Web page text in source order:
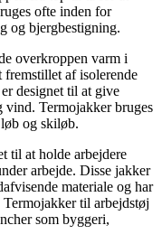
ofte inden for
og bjergbestigning.
overkroppen varm i
af isolerende
designet til at give
vind. Termojakker bruges
og skiløb.
til at holde arbejdere
arbejde. Disse jakker
materiale og har
til arbejdstøj
som byggeri,